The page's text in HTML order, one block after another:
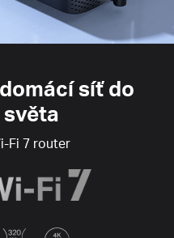
síť do
Fi 7router